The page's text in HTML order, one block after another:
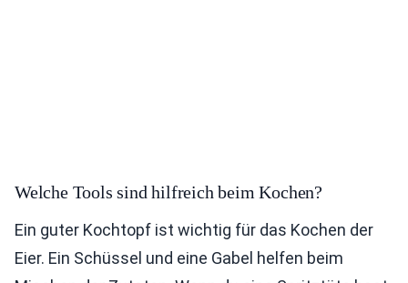
Welche Tools sind hilfreich beim Kochen?
Ein guter Kochtopf ist wichtig für das Kochen der
Eier. Ein Schüssel und eine Gabel helfen beim